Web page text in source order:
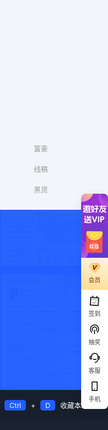
富豪
线稿
黑货
Ctrl + D 收藏本站
会员
签到
抽奖
客服
手机